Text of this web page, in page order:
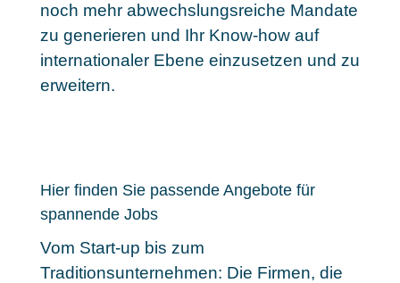
noch mehr abwechslungsreiche Mandate
zu generieren und Ihr Know-how auf
internationaler Ebene einzusetzen und zu
erweitern.
Hier finden Sie passende Angebote für
spannende Jobs
Vom Start-up bis zum
Traditionsunternehmen: Die Firmen, die